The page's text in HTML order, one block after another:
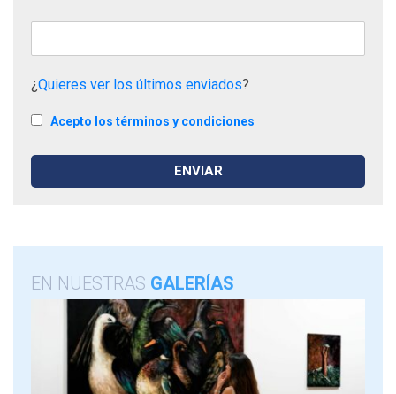
¿Quieres ver los últimos enviados?
Acepto los términos y condiciones
EN NUESTRAS GALERÍAS